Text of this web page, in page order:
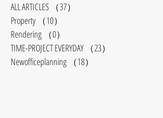
ALL ARTICLES （37）
Property （10）
Rendering （0）
TIME-PROJECT EVERYDAY （23）
Newofficeplanning （18）